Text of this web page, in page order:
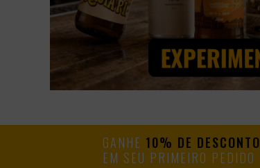
GANHE 10% DE DESCONTO
EM SEU PRIMEIRO PEDIDO